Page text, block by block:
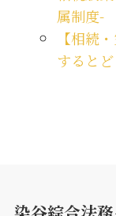
属制度-
【相続
すると